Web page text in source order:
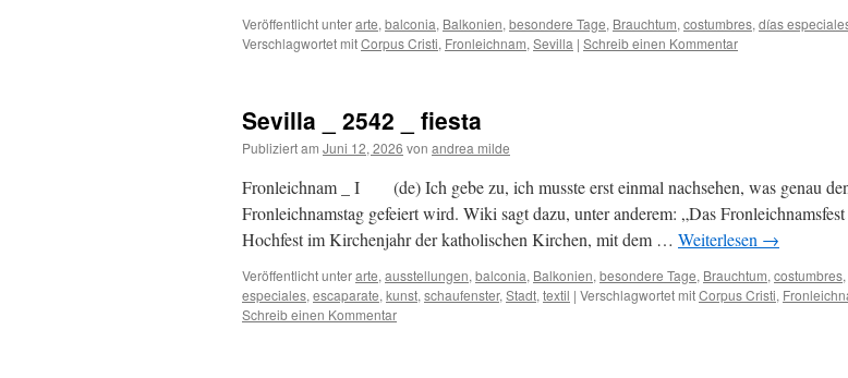
Veröffentlicht unterarte, balconia, Balkonien, besondere Tage, Brauchtum, costumbres, días
Verschlagwortet mitCorpus Cristi, Fronleichnam, Sevilla | Schreib einen Kommentar
Sevilla _ 2542 _ fiesta
Publiziert am Juni 12, 2026 von andrea milde
Fronleichnam _ I (de) Ich gebe zu, ich musste erst einmal nachsehen, was genau
Fronleichnamstag gefeiert wird. Wiki sagt dazu, unter anderem: „Das
Hochfest im Kirchenjahr der katholischen Kirchen, mit dem … Weiterlesen →
Veröffentlicht unterarte, ausstellungen, balconia, Balkonien, besondere Tage, Brauchtum, costumbres,
especiales, escaparate, kunst, schaufenster, Stadt, textil | Verschlagwortet mitCorpus Cristi,
Schreib einen Kommentar